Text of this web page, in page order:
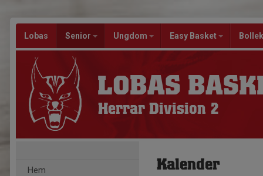
Lobas Senior Ungdom Easy Basket
LOBAS
Herrar Division 2
Hem Kalender